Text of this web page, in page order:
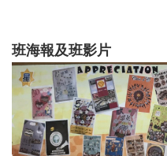
班海報及班影片